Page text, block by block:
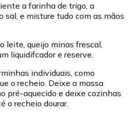
a farinha de trigo, a
sal, e misture tudo com as mãos
leite, queijo minas frescal,
liquidifcador e reserve.
individuais, como
o recheio. Deixe a massa
pré-aquecido e deixe cozinhas
o recheio dourar.